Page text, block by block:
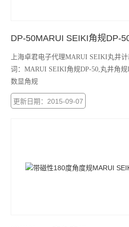
DP-50MARUI SEIKI角规DP-
上海卓君电子代理MARUI SEIKI丸井
词：MARUI SEIKI角规DP-50,丸井角
数显角规
更新日期：2015-09-07